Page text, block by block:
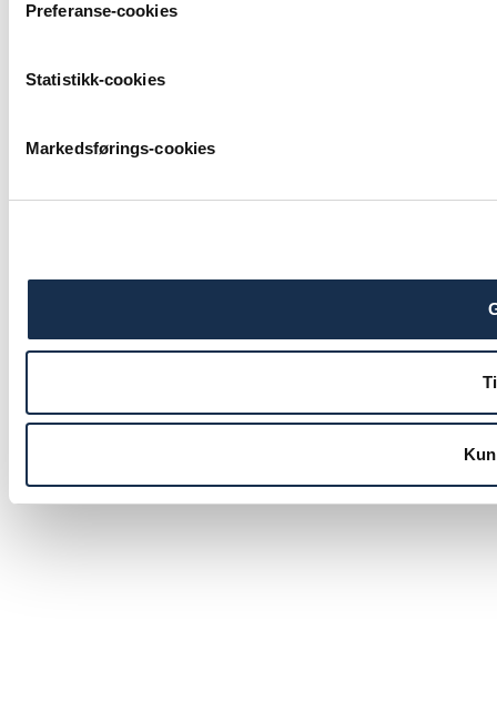
Preferanse-cookies
Statistikk-cookies
Markedsførings-cookies